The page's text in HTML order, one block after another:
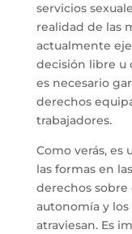
servicios
realidad de las
actualmente
decisión libre u
es necesario
derechos
trabajadores.
Como verás, es
las formas en
derechos sobre
autonomía y
atraviesan. Es